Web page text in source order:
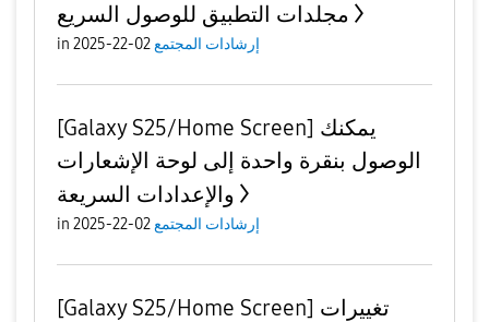
مجلدات التطبيق للوصول السريع
in إرشادات المجتمع02-22-2025
[Galaxy S25/Home Screen] يمكنك
الوصول بنقرة واحدة إلى لوحة الإشعارات
والإعدادات السريعة
in إرشادات المجتمع02-22-2025
[Galaxy S25/Home Screen] تغييرات